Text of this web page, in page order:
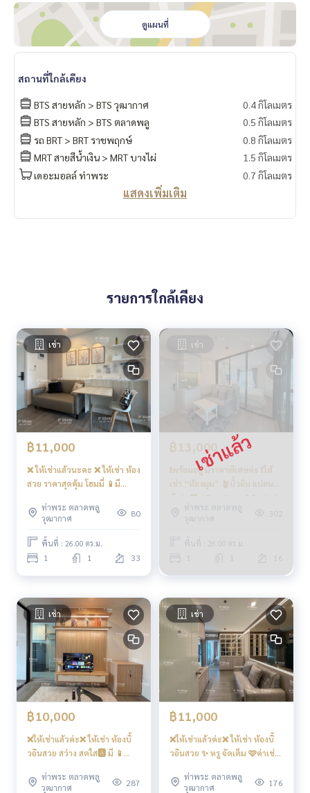
* โต๊ะข้าง P’Muay081 829 1074( เก้าอี้ รอจัดส่ง )
* ผ้าม่าน 2 ชั้น กันแสง UV
* เตียง บิ้วอิน ตกแต่งไฟหัวเตียง + ที่นอน 5 ฟุต P’Muay
081 829
1074
* ชุดครัวบิ้วอิน P’Muay
* ชั้นวางของ บิ้วอิน P’Muay081 829 1074
* ชั้นวางรองเท้า บิ้วอิน
📍เครื่องใช้ไฟฟ้า
❌ ไม่มี TV นะคะ ❌
* แอร์ 2 เครื่อง
* เครื่องทำน้ำอุ่น . P’Muay081 829 1074
สิ่งอำนวยความสะดวก P’Muay081 829 1074
- Energetic Fitness ที่มีอุปกรณ์ออกกำลังกายครบครัน จำนวน 2
ห้อง. P’Muay081 829 1074
- Co-working space สำหรับนั่งทำงานและพักผ่อน ห้อง Meetin
g Room, Lounge, สวนพักผ่อน. . P’Muay
081 829 1074
- ที่จอดรถ 6 ชั้น จำนวน 981 คัน (ไม่รวมจอดซ้อนคัน)
- กล้องวงจรปิด CCTV เข้า - ออก ด้วยระบบ Key Card
- ลิฟต์ ล็อคชั้น . P’Muay081 829 1074
- เจ้าหน้าที่รักษาความปลอดภัย 24 ชั่วโมง . P’Muay
081 829 107
4
การเดินทางสะดวก
- รถไฟฟ้า BTS วุฒากาศ / BTS บางหว้า จุดเปลี่ยนสายสีน้ำเงิน + ส
ายสีเขียว . P’Muay 081 829 1074
- ติด ถ. ราชพฤกษ์ เป็นถนนสายหลัก เดินทางโดยรถยนต์ไปกัลปพ
ฤกษ์ ราชพฤกษ์ บางแค เพชรเกษม กาญจนาภิเษกได้ง่าย . P’Muay
081 829 1074
หรือ จะวิ่งเข้าเมืองไปสาทร-สีลม-พระราม 4 ก็สะด
081 829 1074
ม 3 ห่างจากรถไฟฟ้า BTS สถานีวุฒากาศ ราว 10 กม. เท่านั้น. .
P’Muay081 829 1074
[Credit : Terra Bangkok.com]
#รีเจ้นท์โฮมวุฒากาศ #regenthomewutthakat . P’Muay081 8
29 1074#regenthome #regentwutthakat . P’Muay081 829
1074#คอนโดติดรถไฟฟ้า #คอนโดใกล้รถไฟฟ้า . P’Muay081 8
29 1074#คอนโดติดbts #จุฬา #สยาม #คอนโดติดBTS #วุฒาก
าศ #ตลาดพลู #สาทร . P’Muay 081 829 1074#เดอะมอลล์ท่าพ
081 829 1074
#TheMallท่าพระ #ICONSIAM #ต
ลาดพลู
ดูแผนที่
สถานที่ใกล้เคียง
BTS สายหลัก > BTS วุฒากาศ
0.4 กิโลเมตร
BTS สายหลัก > BTS ตลาดพลู
0.5 กิโลเมตร
รถ BRT > BRT ราชพฤกษ์
0.8 กิโลเมตร
MRT สายสีน้ำเงิน > MRT บางไผ่
1.5 กิโลเมตร
เดอะมอลล์ ท่าพระ
0.7 กิโลเมตร
แสดงเพิ่มเติม
รายการใกล้เคียง
เช่า
฿11,000
❌ ให้เช่าแล้วนะคะ ❌ ให้เช่า ห้อง
สวย ราคาสุดคุ้ม โฮมมี่ 📱มี
โฮมวุฒากาศ ❤️ค่าเช่า 11,000
ท่าพระ ตลาดพลู
วุฒากาศ
80
พื้นที่ : 26.00 ตร.ม.
1 1 33
เช่า
฿13,000
❗️พร้อมอยู่ มีราคาพิเศษค่ะ ❗️ให้
เช่า “ห้องมุม” 🪴บิ้วอิน แปลน
พิเศษ💖 #RareItem📱Digital
Door Lock ❤️ 13,000 บาท #รี
เจ้นท์โฮมวุฒากาศ
ท่าพระ ตลาดพลู
วุฒากาศ
302
พื้นที่ : 26.00 ตร.ม.
16
เช่า
฿10,000
❌ให้เช่าแล้วค่ะ❌ ให้เช่า ห้องบิ้
วอินสวย สว่าง สดใส🅰️ มี 📱
โฮมวุฒากาศ
ท่าพระ ตลาดพลู
วุฒากาศ
287
เช่า
฿11,000
❌ให้เช่าแล้วค่ะ❌ ให้เช่า ห้องบิ้
วอินสวย ✨ หรู จัดเต็ม 🩷ค่าเช่า
วุฒากาศ
ท่าพระ ตลาดพลู
วุฒากาศ
176